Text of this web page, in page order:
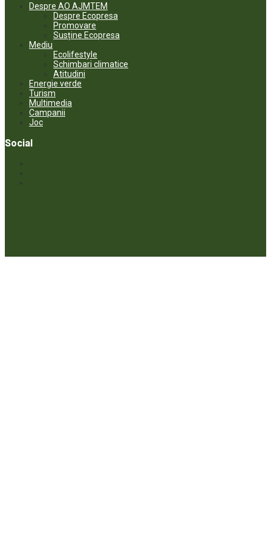
Despre AO AJMTEM
Despre Ecopresa
Promovare
Susține Ecopresa
Mediu
Ecolifestyle
Schimbari climatice
Atitudini
Energie verde
Turism
Multimedia
Campanii
Joc
Social